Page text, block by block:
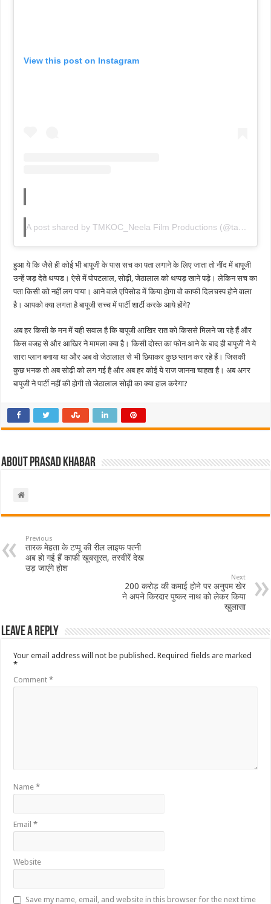
View this post on Instagram
A post shared by TMKOC_Neela Film Productions (@taarakmehtakaooltahchashmahnfp)
हुआ ये कि जैसे ही कोई भी बापूजी के पास सच का पता लगाने के लिए जाता तो नींद में बापूजी
उन्हें जड़ देते थप्पड। ऐसे में पोपटलाल, सोढ़ी, जेठालाल को थप्पड़ खाने पड़े। लेकिन सच का
पता किसी को नहीं लग पाया। आने वाले एपिसोड में किया होगा वो काफी दिलचस्प होने वाला
है। आपको क्या लगता है बापूजी सच्च में पार्टी शार्टी करके आये होंगे?
अब हर किसी के मन में यही सवाल है कि बापूजी आखिर रात को किससे मिलने जा रहे हैं और
किस वजह से और आखिर ने मामला क्या है। किसी दोस्त का फोन आने के बाद ही बापूजी ने ये
सारा प्लान बनाया था और अब वो जेठालाल से भी छिपाकर कुछ प्लान कर रहे हैं। जिसकी
कुछ भनक तो अब सोढ़ी को लग गई है और अब हर कोई ये राज जानना चाहता है। अब अगर
बापूजी ने पार्टी नहीं की होगी तो जेठालाल सोढ़ी का क्या हाल करेगा?
About Prasad Khabar
Previous
तारक मेहता के टप्पू की रील लाइफ पत्नी
अब हो गई हैं काफी खूबसूरत, तस्वीरें देख
उड़ जाएंगे होश
Next
200 करोड़ की कमाई होने पर अनुपम खेर
ने अपने किरदार पुष्कर नाथ को लेकर किया
खुलासा
Leave a Reply
Your email address will not be published. Required fields are marked
*
Comment*
Name*
Email*
Website
Save my name, email, and website in this browser for the next time